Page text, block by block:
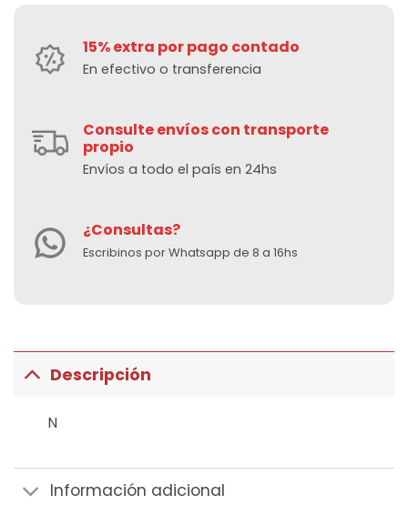
15% extra por pago contado
En efectivo o transferencia
Consulte envíos con transporte
propio
Envíos a todo el país en 24hs
¿Consultas?
Escribinos por Whatsapp de 8 a 16hs
Descripción
N
Información adicional